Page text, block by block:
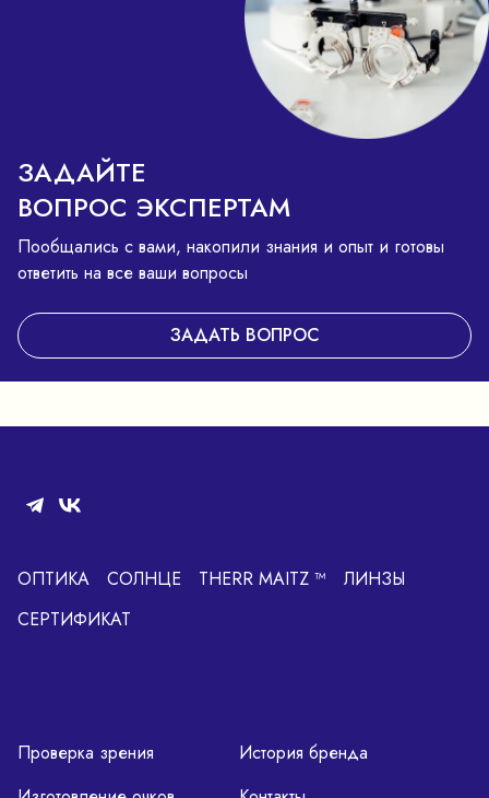
ЗАДАЙТЕ
ВОПРОС ЭКСПЕРТАМ
Пообщались с вами, накопили знания и опыт и готовы
ответить на все ваши вопросы
ЗАДАТЬ ВОПРОС
ОПТИКА СОЛНЦЕ THERR MAITZ ™
ЛИНЗЫ
СЕРТИФИКАТ
Проверка зрения
История бренда